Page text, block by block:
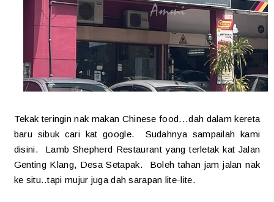
Tekak teringin nak makan Chinese food...dah dalam kereta
baru sibuk cari kat google. Sudahnya sampailah kami
disini. Lamb Shepherd Restaurant yang terletak kat Jalan
Genting Klang, Desa Setapak. Boleh tahan jam jalan nak
ke situ..tapi mujur juga dah sarapan lite-lite.